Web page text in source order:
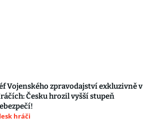
Vojenského zpravodajství exkluzivně v
Česku hrozil vyšší stupeň
hráči